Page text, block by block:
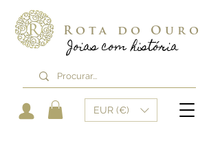
Joias com história
Rota do Ouro
EUR (€)